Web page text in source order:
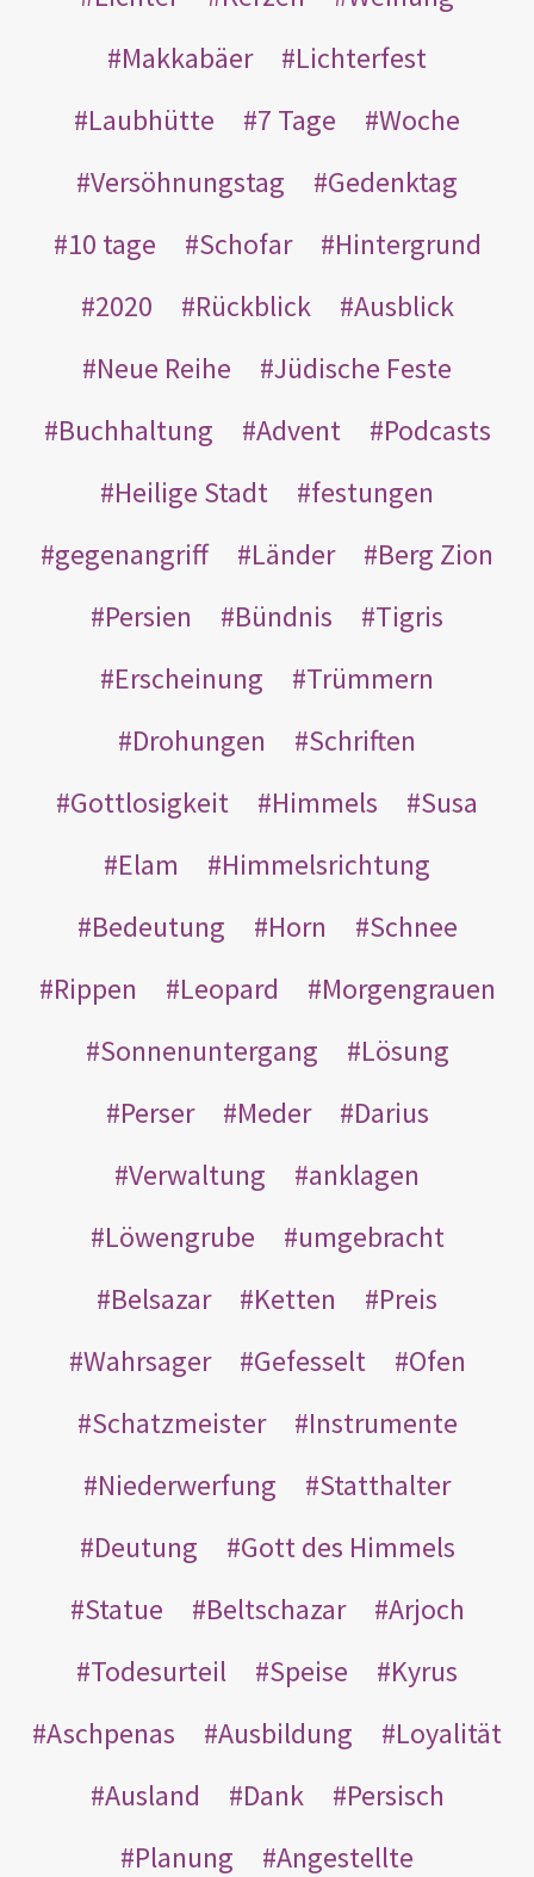
Makkabäer
Lichterfest
Laubhütte
7 Tage
Woche
Versöhnungstag
Gedenktag
10 tage
Schofar
Hintergrund
2020
Rückblick
Ausblick
Neue Reihe
Jüdische Feste
Buchhaltung
Advent
Podcasts
Heilige Stadt
festungen
gegenangriff
Länder
Berg Zion
Persien
Bündnis
Tigris
Erscheinung
Trümmern
Drohungen
Schriften
Gottlosigkeit
Himmels
Susa
Elam
Himmelsrichtung
Bedeutung
Horn
Schnee
Rippen
Leopard
Morgengrauen
Sonnenuntergang
Lösung
Perser
Meder
Darius
Verwaltung
anklagen
Löwengrube
umgebracht
Belsazar
Ketten
Preis
Wahrsager
Gefesselt
Ofen
Schatzmeister
Instrumente
Niederwerfung
Statthalter
Deutung
Gott des Himmels
Statue
Beltschazar
Arjoch
Todesurteil
Speise
Kyrus
Aschpenas
Ausbildung
Loyalität
Ausland
Dank
Persisch
Planung
Angestellte